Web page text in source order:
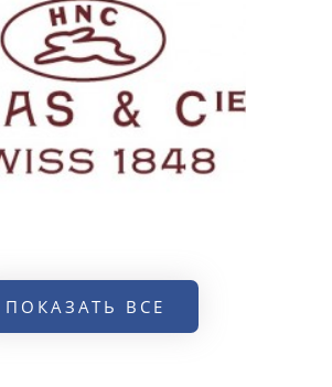
ПОКАЗАТЬ ВСЕ